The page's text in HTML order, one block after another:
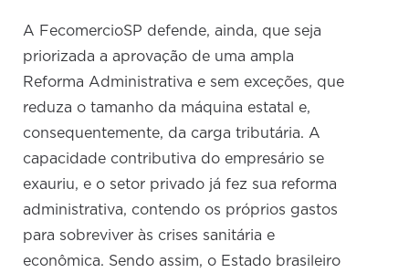
A FecomercioSP defende, ainda, que seja
priorizada a aprovação de uma ampla
Reforma Administrativa e sem exceções, que
reduza o tamanho da máquina estatal e,
consequentemente, da carga tributária. A
capacidade contributiva do empresário se
exauriu, e o setor privado já fez sua reforma
administrativa, contendo os próprios gastos
para sobreviver às crises sanitária e
econômica. Sendo assim, o Estado brasileiro